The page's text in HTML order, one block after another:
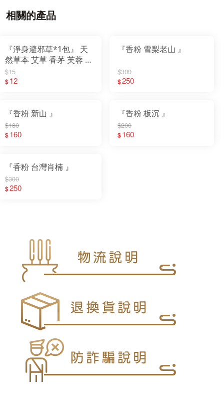
相關的產品
『淨身避邪草*1包』 天
然草本 艾草 香茅 芙蓉 薰
香 收驚 入宅清淨 安神定
魂
$15
$12
『香粉 雪梨老山 』
$300
$250
『香粉 新山 』
$180
$160
『香粉 板沉 』
$200
$160
『香粉 台灣肖楠 』
$300
$250